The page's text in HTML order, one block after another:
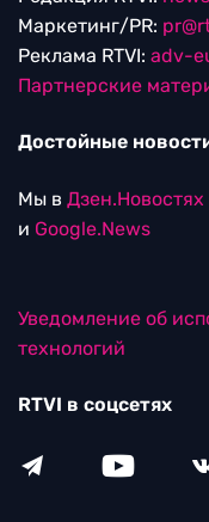
Маркетинг/PR:
Реклама RTVI: adv-
Партнерские
Достойные
Мы в Дзен.Новостях
и Google.News
Уведомление об
технологий
RTVI в соцсетях